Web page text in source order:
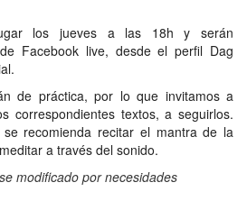
los jueves a las 18h y serán
Facebook live, desde el perfil Dag
de práctica, por lo que invitamos a
correspondientes textos, a seguirlos.
recomienda recitar el mantra de la
meditar a través del sonido.
modificado por necesidades